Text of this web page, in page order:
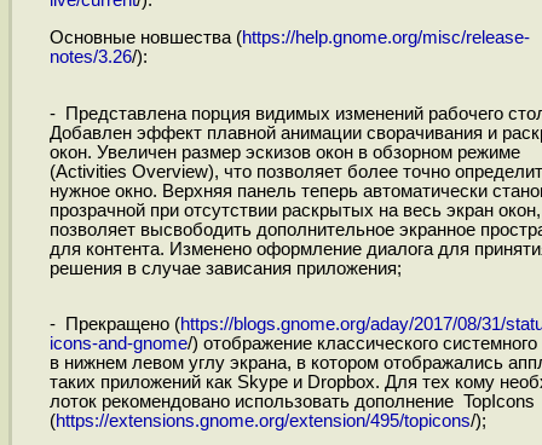
Основные новшества (https://help.gnome.org/misc/release-
notes/3.26/):
- Представлена порция видимых изменений рабочего
Добавлен эффект плавной анимации сворачивания и
окон. Увеличен размер эскизов окон в обзорном режиме
(Activities Overview), что позволяет более точно
нужное окно. Верхняя панель теперь автоматически
прозрачной при отсутствии раскрытых на весь экран
позволяет высвободить дополнительное экранное
для контента. Изменено оформление диалога для
решения в случае зависания приложения;
- Прекращено (https://blogs.gnome.org/aday/2017/08/31/
icons-and-gnome/) отображение классического системного
в нижнем левом углу экрана, в котором отображались
таких приложений как Skype и Dropbox. Для тех кому
лоток рекомендовано использовать дополнение TopIcons
(https://extensions.gnome.org/extension/495/topicons/);